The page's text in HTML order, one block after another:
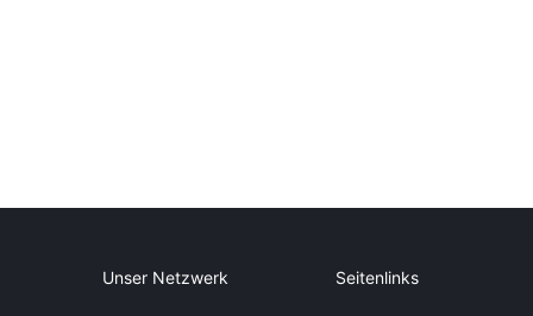
Unser Netzwerk Seitenlinks